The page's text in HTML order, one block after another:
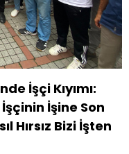
İşçi Kıyımı:
İşçinin İşine Son
Hırsız Bizi İşten